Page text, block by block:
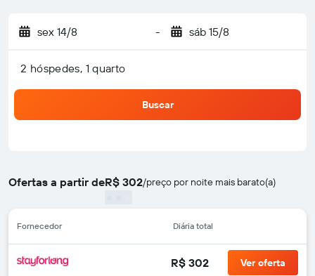
sex 14/8 - sáb 15/8
2 hóspedes, 1 quarto
Buscar
Ofertas a partir deR$ 302/preço por noite mais barato(a)
Fornecedor Diária total
R$ 302 Ver oferta